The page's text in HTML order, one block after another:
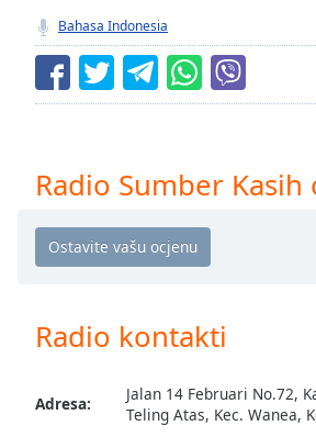
currently
behind
LIVE
Remaining
Time-
Playback
Chapters
Descriptions
off,
Bahasa Indonesia
Radio Sumber Kasih
Radio kontakti
Adresa:
Jalan 14 Februari No.72,
Teling Atas, Kec. Wanea,